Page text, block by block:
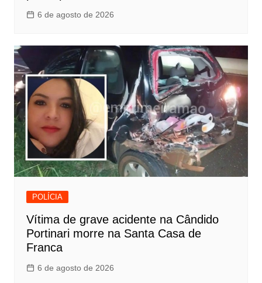
6 de agosto de 2026
POLÍCIA
Vítima de grave acidente na Cândido
Portinari morre na Santa Casa de
Franca
6 de agosto de 2026